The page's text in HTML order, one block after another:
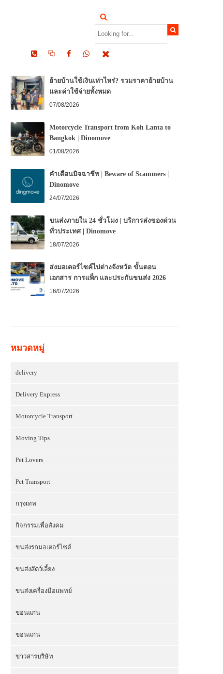
RECENT POSTS
ย้ายบ้านใช้เงินเท่าไหร่? รวมราคาย้ายบ้าน
และค่าใช้จ่ายทั้งหมด
07/08/2026
Motorcycle Transport from Koh Lanta to
Bangkok | Dinomove
01/08/2026
คำเตือนมิจฉาชีพ | Beware of Scammers |
Dinomove
24/07/2026
ขนส่งภายใน 24 ชั่วโมง | บริการส่งของด่วน
ทั่วประเทศ | Dinomove
18/07/2026
ส่งมอเตอร์ไซค์ไปต่างจังหวัด ขั้นตอน
เอกสาร การแพ็ก และประกันขนส่ง 2026
16/07/2026
หมวดหมู่
delivery
Delivery Express
Motorcycle Transport
Moving Tips
Pet Lovers
Pet Transport
กรุงเทพ
กิจกรรมเพื่อสังคม
ขนส่งรถมอเตอร์ไซค์
ขนส่งสัตว์เลี้ยง
ขนส่งเครื่องมือแพทย์
ขอนแก่น
ขอนแก่น
ข่าวสารบริษัท